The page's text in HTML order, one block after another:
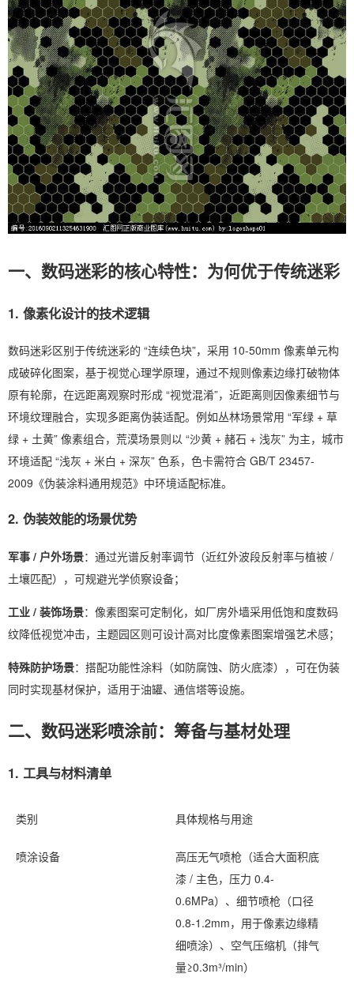
一、数码迷彩的核心特性：为何优于传统迷彩
1. 像素化设计的技术逻辑
数码迷彩区别于传统迷彩的 “连续色块”，采用 10-50mm 像素单元构
成破碎化图案，基于视觉心理学原理，通过不规则像素边缘打破物体
原有轮廓，在远距离观察时形成 “视觉混淆”，近距离则因像素细节与
环境纹理融合，实现多距离伪装适配。例如丛林场景常用 “军绿 + 草
绿 + 土黄” 像素组合，荒漠场景则以 “沙黄 + 赭石 + 浅灰” 为主，城市
环境适配 “浅灰 + 米白 + 深灰” 色系，色卡需符合 GB/T 23457-
2009《伪装涂料通用规范》中环境适配标准。
2. 伪装效能的场景优势
军事 / 户外场景：通过光谱反射率调节（近红外波段反射率与植被 /
土壤匹配），可规避光学侦察设备；
工业 / 装饰场景：像素图案可定制化，如厂房外墙采用低饱和度数码
纹降低视觉冲击，主题园区则可设计高对比度像素图案增强艺术感；
特殊防护场景：搭配功能性涂料（如防腐蚀、防火底漆），可在伪装
同时实现基材保护，适用于油罐、通信塔等设施。
二、数码迷彩喷涂前：筹备与基材处理
1. 工具与材料清单
类别 具体规格与用途
喷涂设备
高压无气喷枪（适合大面积底
漆 / 主色，压力 0.4-
0.6MPa）、细节喷枪（口径
0.8-1.2mm，用于像素边缘精
细喷涂）、空气压缩机（排气
量≥0.3m³/min）